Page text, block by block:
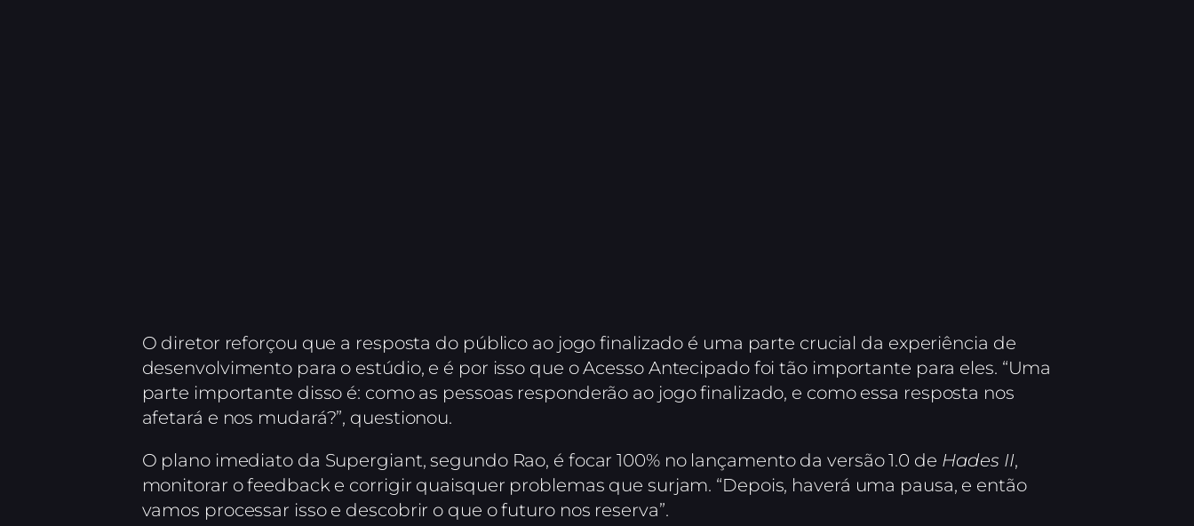
O diretor reforçou que a resposta do público ao jogo finalizado é uma parte crucial da experiência de
desenvolvimento para o estúdio, e é por isso que o Acesso Antecipado foi tão importante para eles. “Uma
parte importante disso é: como as pessoas responderão ao jogo finalizado, e como essa resposta nos
afetará e nos mudará?”, questionou.
O plano imediato da Supergiant, segundo Rao, é focar 100% no lançamento da versão 1.0 de Hades II,
monitorar o feedback e corrigir quaisquer problemas que surjam. “Depois, haverá uma pausa, e então
vamos processar isso e descobrir o que o futuro nos reserva”.